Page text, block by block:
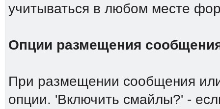
учитываться в любом месте
Опции размещения
При размещении сообщения
опции. 'Включить смайлы?' -